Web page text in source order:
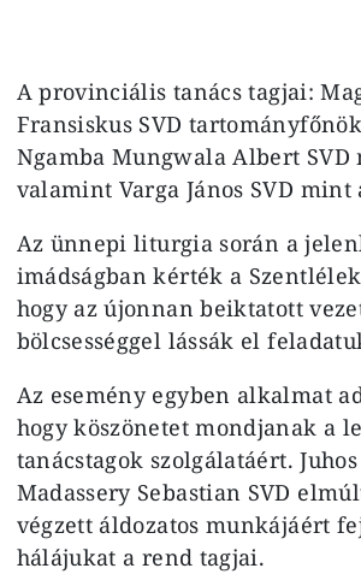
A provinciális tanács tagjai:
Fransiskus SVD
Ngamba Mungwala Albert SVD
valamint Varga János SVD
Az ünnepi liturgia során a
imádságban kérték a
hogy az újonnan beiktatott
bölcsességgel lássák el
Az esemény egyben alkalmat
hogy köszönetet mondjanak a
tanácstagok szolgálatáért.
Madassery Sebastian SVD
végzett áldozatos munkájáért
hálájukat a rend tagjai.